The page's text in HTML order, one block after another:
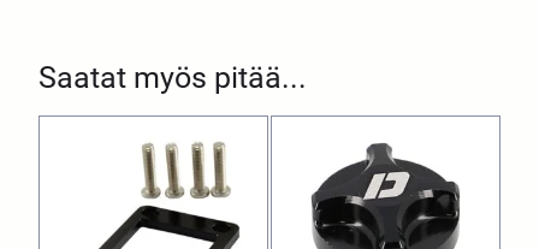
Saatat myös pitää...